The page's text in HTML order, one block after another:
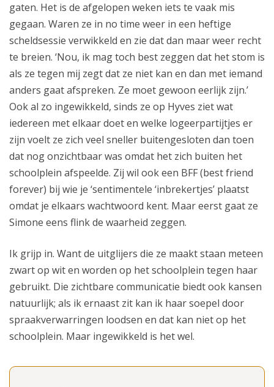
gaten. Het is de afgelopen weken iets te vaak mis
gegaan. Waren ze in no time weer in een heftige
scheldsessie verwikkeld en zie dat dan maar weer recht
te breien. ‘Nou, ik mag toch best zeggen dat het stom is
als ze tegen mij zegt dat ze niet kan en dan met iemand
anders gaat afspreken. Ze moet gewoon eerlijk zijn.’
Ook al zo ingewikkeld, sinds ze op Hyves ziet wat
iedereen met elkaar doet en welke logeerpartijtjes er
zijn voelt ze zich veel sneller buitengesloten dan toen
dat nog onzichtbaar was omdat het zich buiten het
schoolplein afspeelde. Zij wil ook een BFF (best friend
forever) bij wie je ‘sentimentele ‘inbrekertjes’ plaatst
omdat je elkaars wachtwoord kent. Maar eerst gaat ze
Simone eens flink de waarheid zeggen.
Ik grijp in. Want de uitglijers die ze maakt staan meteen
zwart op wit en worden op het schoolplein tegen haar
gebruikt. Die zichtbare communicatie biedt ook kansen
natuurlijk; als ik ernaast zit kan ik haar soepel door
spraakverwarringen loodsen en dat kan niet op het
schoolplein. Maar ingewikkeld is het wel.